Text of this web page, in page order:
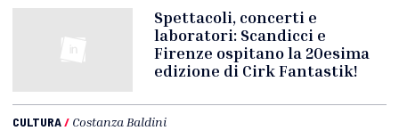
Spettacoli, concerti e
laboratori: Scandicci e
Firenze ospitano la 20esima
edizione di Cirk Fantastik!
CULTURA/ Costanza Baldini